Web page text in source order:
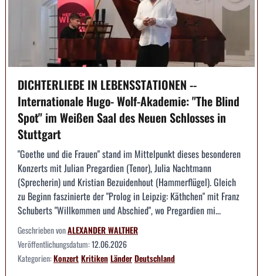
DICHTERLIEBE IN LEBENSSTATIONEN --
Internationale Hugo- Wolf-Akademie: "The Blind
Spot" im Weißen Saal des Neuen Schlosses in
Stuttgart
"Goethe und die Frauen" stand im Mittelpunkt dieses besonderen
Konzerts mit Julian Pregardien (Tenor), Julia Nachtmann
(Sprecherin) und Kristian Bezuidenhout (Hammerflügel). Gleich
zu Beginn faszinierte der "Prolog in Leipzig: Käthchen" mit Franz
Schuberts "Willkommen und Abschied", wo Pregardien mi...
Geschrieben vonALEXANDER WALTHER
Veröffentlichungsdatum:12.06.2026
Kategorien:KonzertKritikenLänderDeutschland